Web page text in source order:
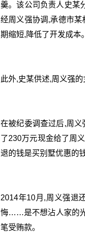
羹。该公司负责人史某
经周义强协调,承德市
期缩短,降低了开发成本
此外,史某供述,周义强
在被纪委调查过后,周
了230万元现金给了周
退的钱是买别墅优惠的
2014年10月,周义强退
悔……是不想沾人家的光
笔受贿款。